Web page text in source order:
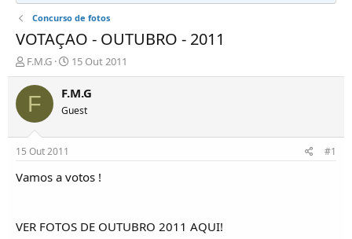
Concurso de fotos
VOTAÇAO - OUTUBRO - 2011
I
n
i
i
d
o
r
ó
F.M.G
D
a
t
d
í
15 Out 2011
F F.M.G
Guest
15 Out 2011 #1
Vamos a votos !
VER FOTOS DE OUTUBRO 2011 AQUI!